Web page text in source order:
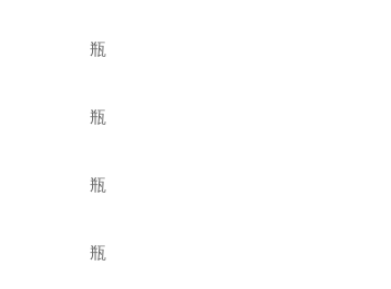
瓶
瓶
瓶
瓶